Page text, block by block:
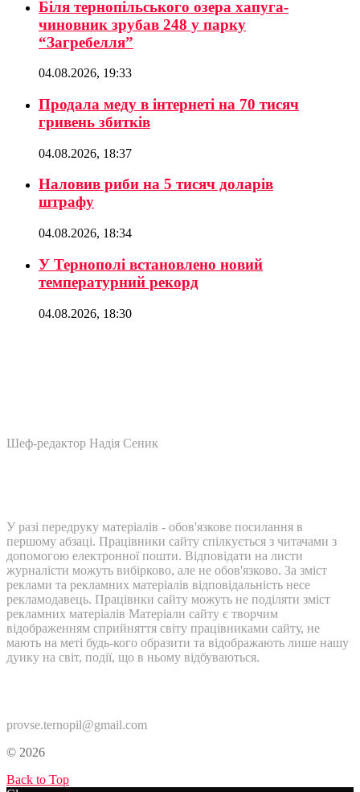
Біля тернопільського озера хапуга-
чиновник зрубав 248 у парку
“Загребелля”
04.08.2026, 19:33
Продала меду в інтернеті на 70 тисяч
гривень збитків
04.08.2026, 18:37
Наловив риби на 5 тисяч доларів
штрафу
04.08.2026, 18:34
У Тернополі встановлено новий
температурний рекорд
04.08.2026, 18:30
Шеф-редактор Надія Сеник
У разі передруку матеріалів - обов'язкове посилання в
першому абзаці. Працівники сайту спілкується з читачами з
допомогою електронної пошти. Відповідати на листи
журналісти можуть вибірково, але не обов'язково. За зміст
реклами та рекламних матеріалів відповідальність несе
рекламодавець. Працівнки сайту можуть не поділяти зміст
рекламних матеріалів Матеріали сайту є творчим
відображенням сприйняття світу працівниками сайту, не
мають на меті будь-кого образити та відображають лише нашу
дуику на світ, події, що в ньому відбуваються.
provse.ternopil@gmail.com
© 2026
Back to Top